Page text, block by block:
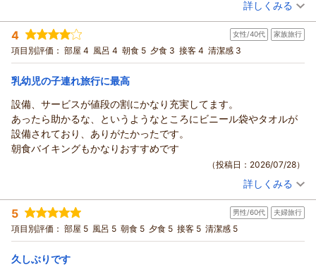
投稿者： なさん(女性/30代)
宿泊プラン： ＜ビュッフェ＞★KANGAアロマトリートメント40分付★ココ
ロもカラダもリラックスな休日
ツイン 朝・夕
宿泊価格帯： 30,001円以上(大人一人あたり/税込)
詳しくみる
4 女性/40代 家族旅行
項目別評価： 部屋 4 風呂 4 朝食 5 夕食 3 接客 4 清潔感 3
乳幼児の子連れ旅行に最高
設備、サービスが値段の割にかなり充実してます。
あったら助かるな、というようなところにビニール袋やタオルが
設備されており、ありがたかったです。
朝食バイキングもかなりおすすめです
（投稿日：2026/07/28）
投稿者： はにたんさん(女性/40代)
宿泊プラン： ＜ビュッフェ＞ワクワクが止まらない！海と空、煌めく景色と
共に味わう料理たち♪
和洋室 朝・夕
宿泊価格帯： 21,001～22,000円(大人一人あたり/税込)
詳しくみる
5 男性/60代 夫婦旅行
項目別評価： 部屋 5 風呂 5 朝食 5 夕食 5 接客 5 清潔感 5
久しぶりです